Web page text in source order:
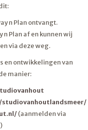
n Plan ontvangt.
Plan af en kunnen wij
via deze weg.
en ontwikkelingen van
manier:
studiovanhoutlandsmeer/
(aanmelden via